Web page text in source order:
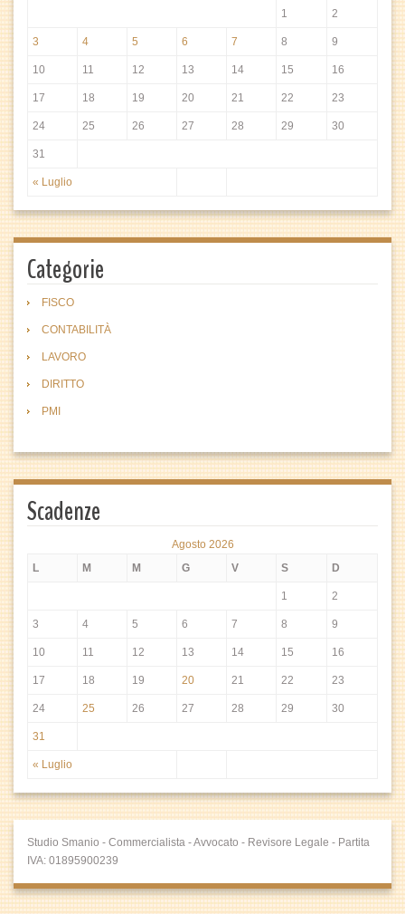
« Luglio
1 2
3 4 5 6 7 8 9
10 11 12 13 14 15 16
17 18 19 20 21 22 23
24 25 26 27 28 29 30
31
Categorie
FISCO
CONTABILITÀ
LAVORO
DIRITTO
PMI
Scadenze
Agosto 2026
L
M M G V S D
« Luglio
1 2
3 4 5 6 7 8 9
10 11 12 13 14 15 16
17 18 19 20 21 22 23
24 25 26 27 28 29 30
31
Studio Smanio - Commercialista - Avvocato - Revisore Legale - Partita
IVA: 01895900239